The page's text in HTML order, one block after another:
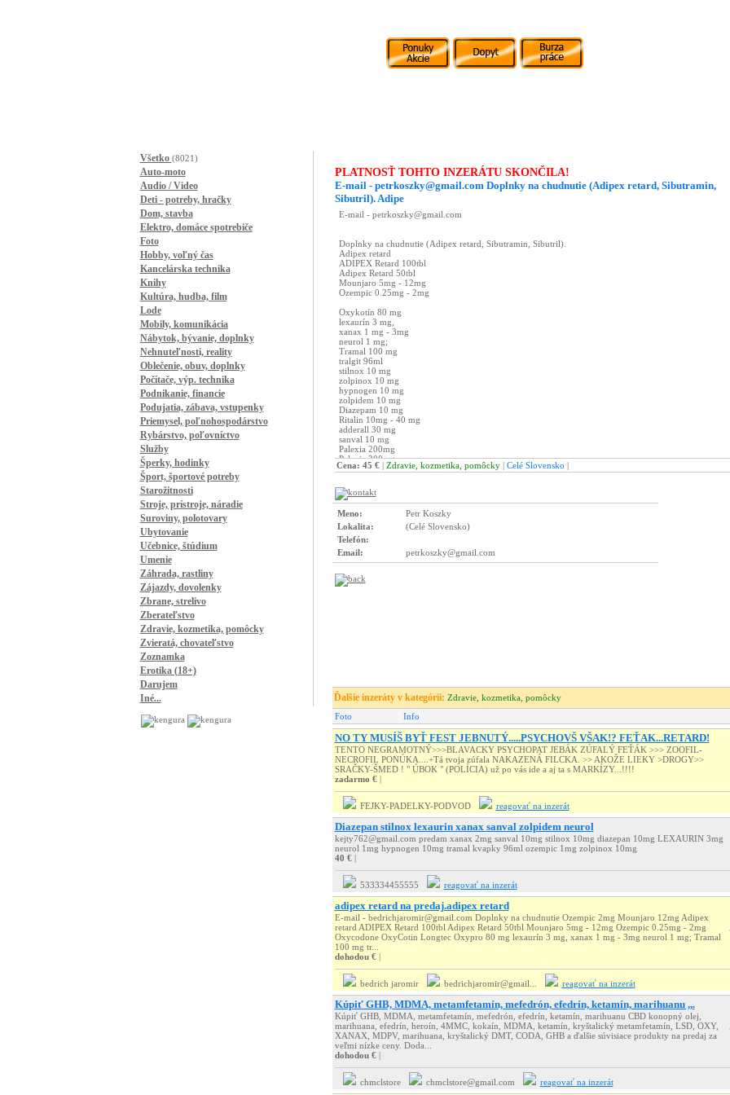
Všetko (8021)
Auto-moto
Audio / Video
Deti - potreby, hračky
Dom, stavba
Elektro, domáce spotrebiče
Foto
Hobby, voľný čas
Kancelárska technika
Knihy
Kultúra, hudba, film
Lode
Mobily, komunikácia
Nábytok, bývanie, doplnky
Nehnuteľnosti, reality
Oblečenie, obuv, doplnky
Počítače, výp. technika
Podnikanie, financie
Podujatia, zábava, vstupenky
Priemysel, poľnohospodárstvo
Rybárstvo, poľovníctvo
Služby
Šperky, hodinky
Šport, športové potreby
Starožitnosti
Stroje, prístroje, náradie
Suroviny, polotovary
Ubytovanie
Učebnice, štúdium
Umenie
Záhrada, rastliny
Zájazdy, dovolenky
Zbrane, strelivo
Zberateľstvo
Zdravie, kozmetika, pomôcky
Zvieratá, chovateľstvo
Zoznamka
Erotika (18+)
Darujem
Iné...
PLATNOSŤ TOHTO INZERÁTU SKONČILA!
E-mail - petrkoszky@gmail.com Doplnky na chudnutie (Adipex retard, Sibutramin,
Sibutril). Adipe
Cena: 45 € | Zdravie, kozmetika, pomôcky| Celé Slovensko |
Meno:
Petr Koszky
Lokalita:
(Celé Slovensko)
Telefón:
Email:
petrkoszky@gmail.com
Ďalšie inzeráty v kategórii: Zdravie, kozmetika, pomôcky
Foto
Info
NO TY MUSÍŠ BYŤ FEST JEBNUTÝ.....PSYCHOVŠ VŠAK!? FEŤAK...RETARD!
TENTO NEGRAMOTNÝ>>>BLAVACKY PSYCHOPAT JEBÁK ZÚFALÝ FEŤÁK >>> ZOOFIL-
NECROFIL PONÚKA....+Tá tvoja zúfala NAKAZENÁ FILCKA. >> AKOŽE LIEKY >DROGY>>
SRAČKY-ŠMED ! " ÚBOK " (POLÍCIA) už po vás ide a aj ta s MARKÍZY...!!!!
zadarmo €|
FEJKY-PADELKY-PODVOD reagovať na inzerát
Diazepan stilnox lexaurin xanax sanval zolpidem neurol
kejty762@gmail.com predam xanax 2mg sanval 10mg stilnox 10mg diazepan 10mg LEXAURIN 3mg
neurol 1mg hypnogen 10mg tramal kvapky 96ml ozempic 1mg zolpinox 10mg
40 €|
533334455555 reagovať na inzerát
adipex retard na predaj.adipex retard
E-mail - bedrichjaromir@gmail.com Doplnky na chudnutie Ozempic 2mg Mounjaro 12mg Adipex
retard ADIPEX Retard 100tbl Adipex Retard 50tbl Mounjaro 5mg - 12mg Ozempic 0.25mg - 2mg
Oxycodone OxyCotin Longtec Oxypro 80 mg lexaurín 3 mg, xanax 1 mg - 3mg neurol 1 mg; Tramal
100 mg tr...
dohodou €|
bedrich jaromir bedrichjaromir@gmail... reagovať na inzerát
Kúpiť GHB, MDMA, metamfetamín, mefedrón, efedrín, ketamín, marihuanu ,,.
Kúpiť GHB, MDMA, metamfetamín, mefedrón, efedrín, ketamín, marihuanu CBD konopný olej,
marihuana, efedrín, heroín, 4MMC, kokaín, MDMA, ketamín, kryštalický metamfetamín, LSD, OXY,
XANAX, MDPV, marihuana, kryštalický DMT, CODA, GHB a ďalšie súvisiace produkty na predaj za
veľmi nízke ceny. Doda...
dohodou €|
chmclstore chmclstore@gmail.com reagovať na inzerát